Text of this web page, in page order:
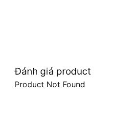
Đánh giá product
Product Not Found